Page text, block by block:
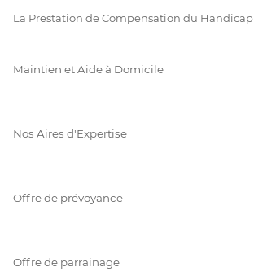
La Prestation de Compensation du Handicap
Maintien et Aide à Domicile
Nos Aires d'Expertise
Offre de prévoyance
Offre de parrainage